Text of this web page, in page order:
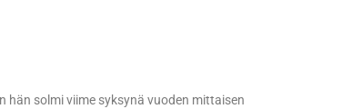
solmi viime syksynä vuoden mittaisen